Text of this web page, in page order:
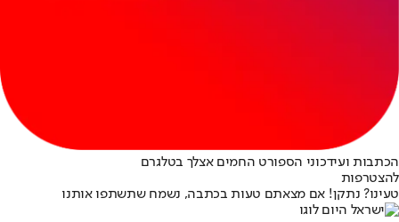
הכתבות ועידכוני הספורט החמים אצלך בטלגרם
להצטרפות
טעינו? נתקן! אם מצאתם טעות בכתבה, נשמח שתשתפו אותנו